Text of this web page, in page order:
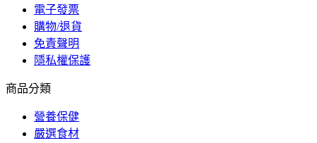
電子發票
購物/退貨
免責聲明
隱私權保護
商品分類
營養保健
嚴選食材